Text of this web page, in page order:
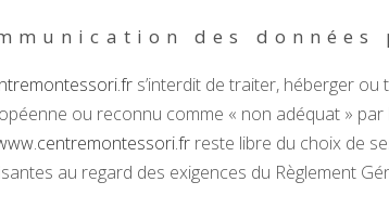
des données
s’interdit de traiter, héberger
ou reconnu comme « non adéquat »
reste libre du choix de
au regard des exigences du Règlement